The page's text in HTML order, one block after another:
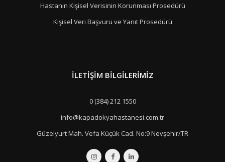
Hastanın Kişisel Verisinin Korunması Prosedürü
Kişisel Veri Başvuru ve Yanıt Prosedürü
İLETIŞIM BILGILERIMIZ
0 (384) 212 1550
info@kapadokyahastanesi.com.tr
Güzelyurt Mah. Vefa Küçük Cad. No:9 Nevşehir/TR